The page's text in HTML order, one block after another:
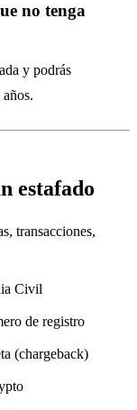
no tenga
y podrás
estafado
transacciones,
Civil
de registro
(chargeback)